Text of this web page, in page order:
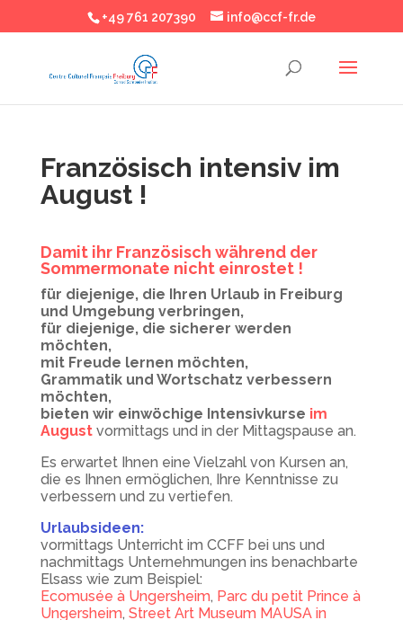
+49 761 207390 info@ccf-fr.de
Französisch intensiv im
August !
Damit ihr Französisch während der
Sommermonate nicht einrostet !
für diejenige, die Ihren Urlaub in Freiburg
und Umgebung verbringen,
für diejenige, die sicherer werden
möchten,
mit Freude lernen möchten,
Grammatik und Wortschatz verbessern
möchten,
bieten wir einwöchige Intensivkurse im
Augustvormittags und in der Mittagspause an.
Es erwartet Ihnen eine Vielzahl von Kursen an,
die es Ihnen ermöglichen, Ihre Kenntnisse zu
verbessern und zu vertiefen.
Urlaubsideen:
vormittags Unterricht im CCFF bei uns und
nachmittags Unternehmungen ins benachbarte
Elsass wie zum Beispiel:
Ecomusée à Ungersheim, Parc du petit Prince à
Ungersheim, Street Art Museum MAUSA in